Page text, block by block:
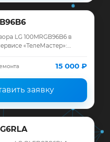
LG 100MRGB96B6 в
«ТелеМастер»:
до 12 месяцев.15 000 ₽
заявку